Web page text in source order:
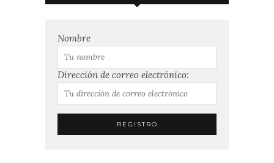
Nombre
Dirección de correo electrónico: